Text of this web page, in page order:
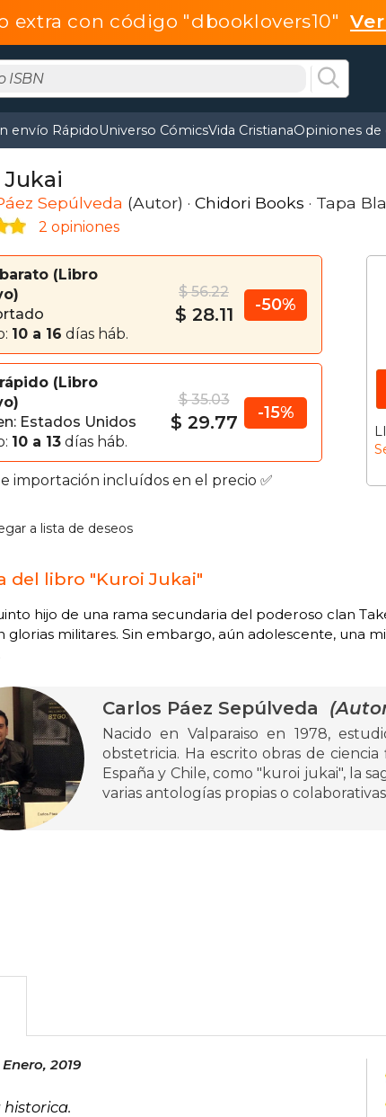
extra con código "dbooklovers10"
envío RápidoUniverso CómicsVida CristianaOpiniones de
Sepúlveda (Autor) · Chidori Books · Tapa
2 opiniones
Libro
10 a 16 días háb.
$ 56.22
$ 28.11 -50%
Libro
Estados Unidos
10 a 13 días háb.
$ 35.03
$ 29.77 -15%
importación incluídos en el precio ✅
a lista de deseos
del libro "Kuroi Jukai"
hijo de una rama secundaria del poderoso clan
glorias militares. Sin embargo, aún adolescente, una
Carlos Páez Sepúlveda
Nacido en Valparaiso en 1978,
obstetricia. Ha escrito obras de
España y Chile, como "kuroi jukai", la
varias antologías propias o
2019